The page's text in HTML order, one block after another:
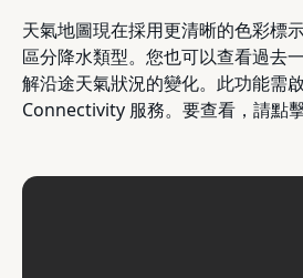
天氣地圖現在採用更清晰的色彩標
區分降水類型。您也可以查看過去
解沿途天氣狀況的變化。此功能需
Connectivity 服務。要查看，請點